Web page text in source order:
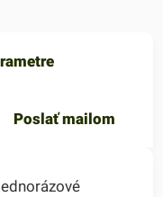
Poslať mailom